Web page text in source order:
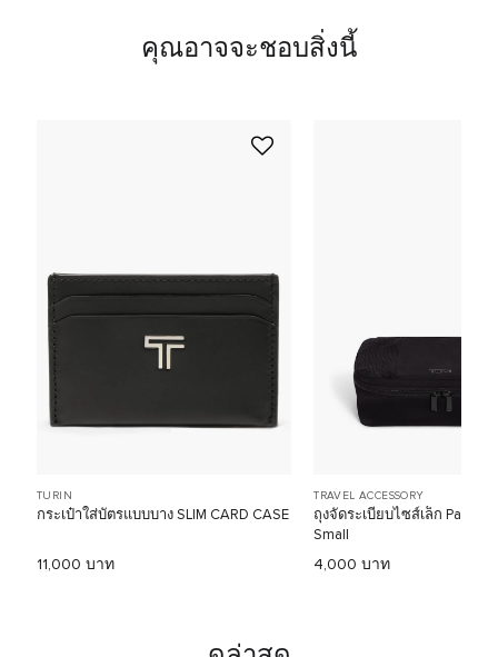
คุณอาจจะชอบสิ่งนี้
TURIN
กระเป๋าใส่บัตรแบบบาง SLIM CARD CASE
11,000 บาท
TRAVEL ACCESSORY
ถุงจัดระเบียบไซส์เล็ก
Small
4,000 บาท